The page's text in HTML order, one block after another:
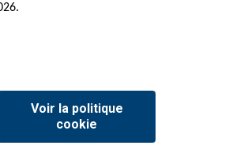
Voir la politique
cookie